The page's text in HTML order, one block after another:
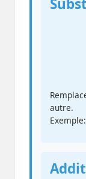
autre.